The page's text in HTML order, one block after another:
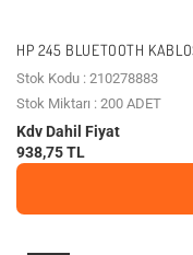
HP 245 BLUETOOTH
Stok Kodu : 210278883
Stok Miktarı : 200 ADET
Kdv Dahil Fiyat
938,75 TL